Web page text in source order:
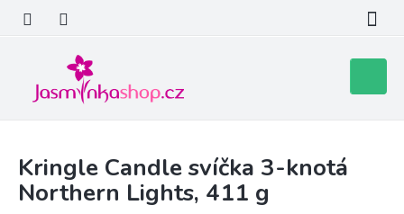
obsah
košík
Kringle Candle svíčka 3-knotá
Northern Lights, 411 g